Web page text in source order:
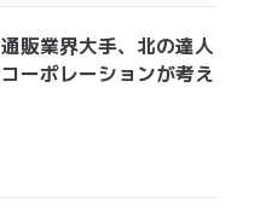
通販業界大手、北の達人
コーポレーションが考え